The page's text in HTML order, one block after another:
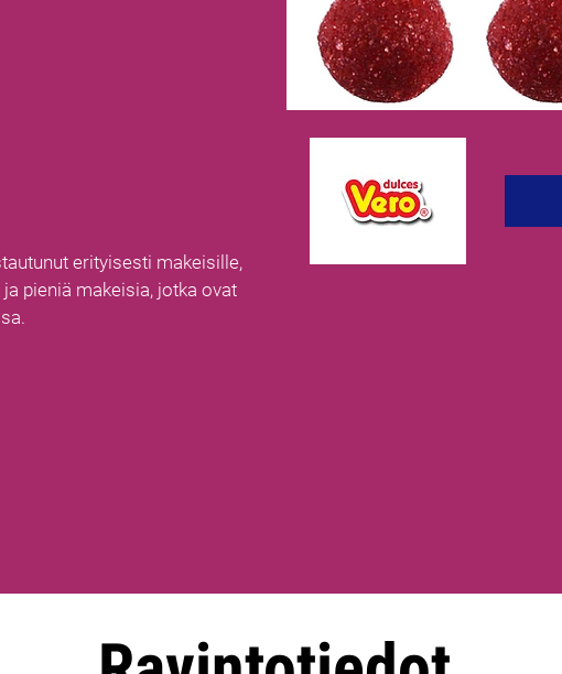
erityisesti makeisille,
pieniä makeisia, jotka ovat